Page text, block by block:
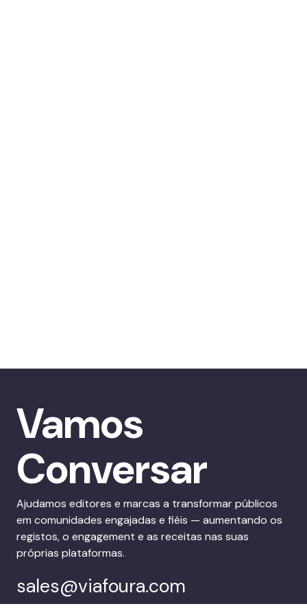
Vamos
Conversar
Ajudamos editores e marcas a transformar públicos
em comunidades engajadas e fiéis — aumentando os
registos, o engagement e as receitas nas suas
próprias plataformas.
sales@viafoura.com